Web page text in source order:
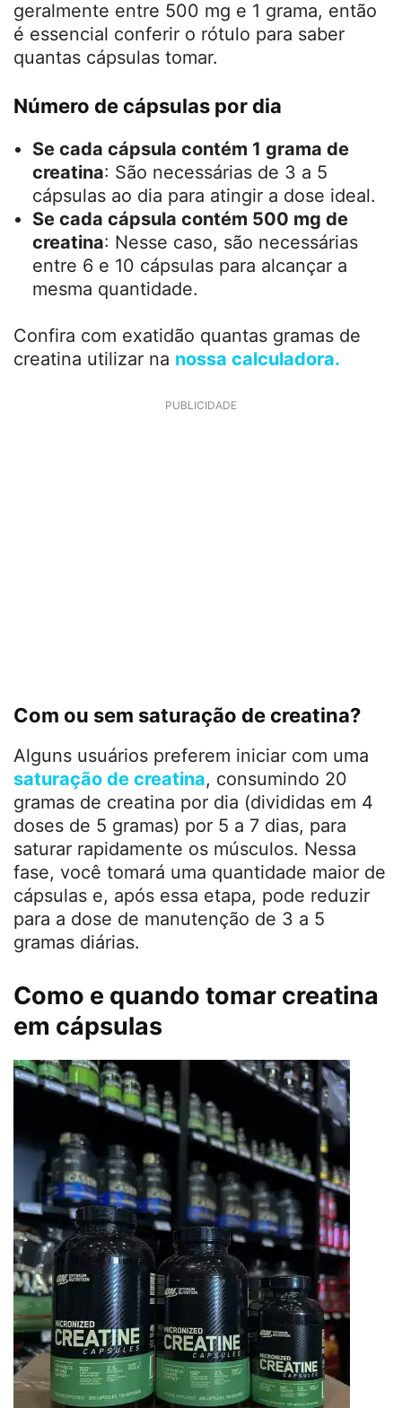
Dosagem recomendada de
creatina em cápsulas
recomendada de creatina é entre 3 a 5
gramas diárias. Cada cápsula contém
geralmente entre 500 mg e 1 grama, então
é essencial conferir o rótulo para saber
quantas cápsulas tomar.
Número de cápsulas por dia
Se cada cápsula contém 1 grama de
creatina
: São necessárias de 3 a 5
cápsulas ao dia para atingir a dose ideal.
Se cada cápsula contém 500 mg de
entre 6 e 10 cápsulas para alcançar a
Com ou sem saturação de creatina?
Alguns usuários preferem iniciar com uma
saturação de creatina
, consumindo 20
gramas de creatina por dia (divididas em 4
doses de 5 gramas) por 5 a 7 dias, para
saturar rapidamente os músculos. Nessa
fase, você tomará uma quantidade maior de
cápsulas e, após essa etapa, pode reduzir
para a dose de manutenção de 3 a 5
gramas diárias.
Como e quando tomar creatina
em cápsulas